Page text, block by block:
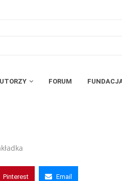
FORUM
Pinterest Email